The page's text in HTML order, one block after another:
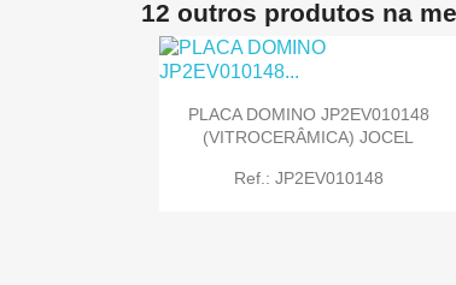
 Quick view
12 outros produtos na
PLACA DOMINO JP2EV010148
(VITROCERÂMICA) JOCEL
Ref.: JP2EV010148